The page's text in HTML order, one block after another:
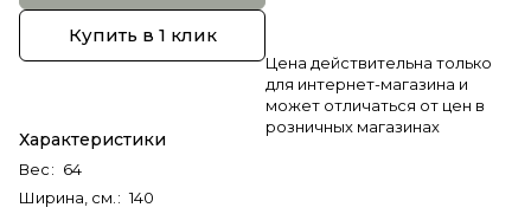
Купить в 1 клик
Характеристики
Вес: 64
Ширина, см. : 140
Цена действительна только
для интернет-магазина и
может отличаться от цен в
розничных магазинах